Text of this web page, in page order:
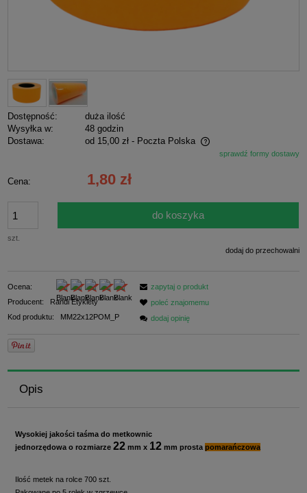
Dostępność:
duża ilość
Wysyłka w:
48 godzin
Dostawa:
od 15,00 zł - Poczta Polska
Cena nie zawiera ewentualnych kosztów płatnościsprawdź formy dostawy
Cena: 1,80 zł
szt.
do koszyka
dodaj do przechowalni
Ocena:
Producent:
Randi Etykiety
Kod produktu:
MM22x12POM_P
zapytaj o produkt
poleć znajomemu
dodaj opinię
Opis
Wysokiej jakości taśma do metkownic
jednorzędowa o rozmiarze 22 mm x 12 mm prosta pomarańczowa
Ilość metek na rolce 700 szt.